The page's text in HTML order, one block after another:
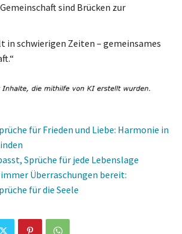
Gemeinschaft sind Brücken zur
in schwierigen Zeiten – gemeinsames
für Frieden und Liebe: Harmonie in
Sprüche für jede Lebenslage
Überraschungen bereit:
für die Seele